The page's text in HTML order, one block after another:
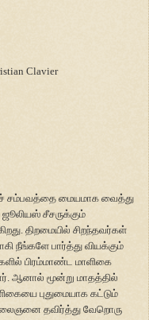
Clavier
சம்பவத்தை மையமாக வைத்து
சீசருக்கும்
திறமையில் சிறந்தவர்கள்
நீங்களே பார்த்து வியக்கும்
பிரம்மாண்ட மாளிகை
ஆனால் மூன்று மாதத்தில்
புதுமையாக கட்டும்
தவிர்த்து வேறொரு